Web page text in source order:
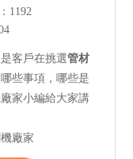
1192
客戶在挑選管材
些事項，哪些是
家小編給大家講